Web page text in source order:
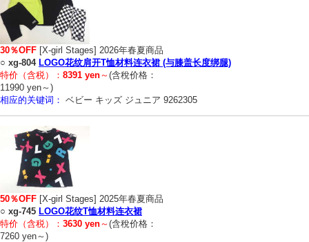
30％OFF [X-girl Stages] 2026年春夏商品
○ xg-804 LOGO花纹肩开T恤材料连衣裙 (与膝盖长度绑腿)
特价（含税）： 8391 yen～(含稅价格：
11990 yen～)
相应的关键词： ベビー キッズ ジュニア 9262305
50％OFF [X-girl Stages] 2025年春夏商品
○ xg-745 LOGO花纹T恤材料连衣裙
特价（含税）： 3630 yen～(含稅价格：
7260 yen～)